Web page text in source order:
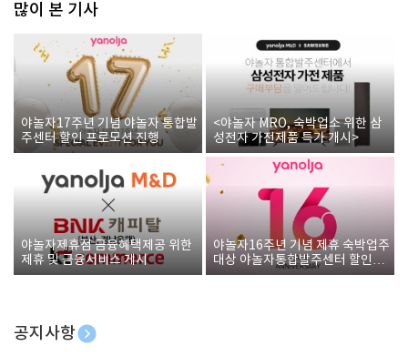
많이 본 기사
야놀자17주년 기념 야놀자 통합발
주센터 할인 프로모션 진행
<야놀자 MRO, 숙박업소 위한 삼
성전자 가전제품 특가 개시>
야놀자제휴점 금융혜택제공 위한
제휴 및 금융서비스 게시
야놀자16주년 기념 제휴 숙박업주
대상 야놀자통합발주센터 할인쿠
폰 증정
공지사항
[호텔업] 개인정보 처리방침 개정본1 (19.09.02)